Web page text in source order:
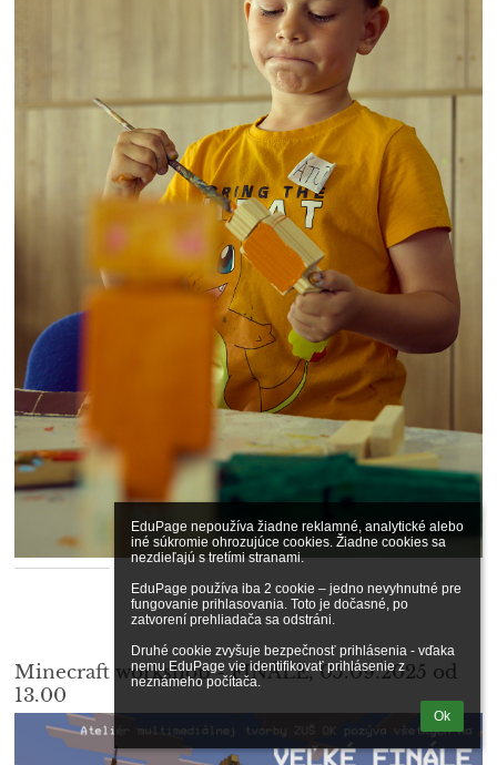
EduPage nepoužíva žiadne reklamné, analytické alebo
iné súkromie ohrozujúce cookies. Žiadne cookies sa
nezdieľajú s tretími stranami.
EduPage používa iba 2 cookie – jedno nevyhnutné pre
fungovanie prihlasovania. Toto je dočasné, po
zatvorení prehliadača sa odstráni.
Druhé cookie zvyšuje bezpečnosť prihlásenia - vďaka
nemu EduPage vie identifikovať prihlásenie z
neznámeho počítača.
Ok
Minecraft workshop - FINÁLE, 05.09.2025 od
13.00